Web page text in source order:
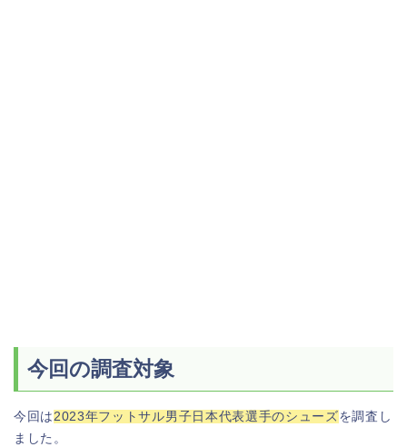
今回の調査対象
今回は2023年フットサル男子日本代表選手のシューズを調査し
ました。